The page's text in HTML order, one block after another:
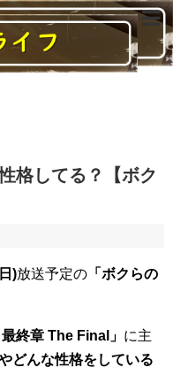
格してる？【ボク
)放送予定の 「ボクらの
終章 The Final」 に主
どんな性格をしている